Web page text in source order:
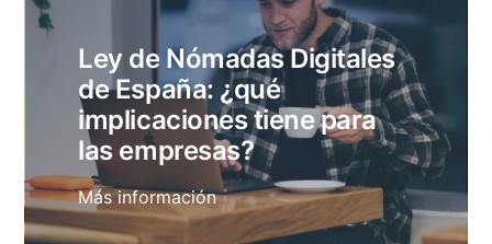
Ley de Nómadas Digitales
de España: ¿qué
implicaciones tiene para
las empresas?
Más información